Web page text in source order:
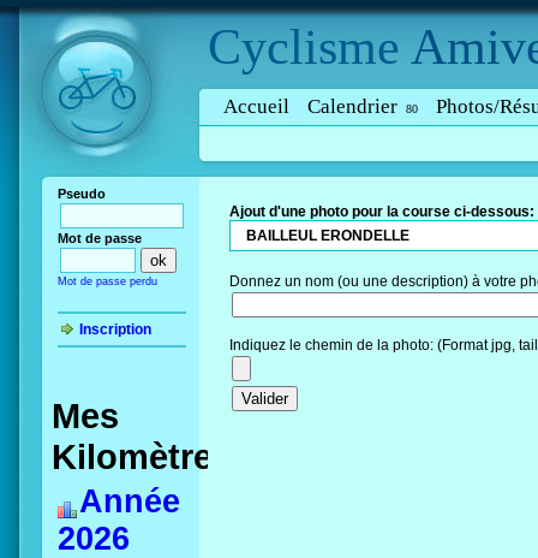
Cyclisme
Accueil Calendrier 80 Photos/
Pseudo
Mot de passe
Mot de passe perdu
Inscription
Mes
Kilomètres
Année
2026
Ajout d'une photo pour la course ci-dessous:
BAILLEUL ERONDELLE
Donnez un nom (ou une description) à votre
Indiquez le chemin de la photo: (Format jpg,